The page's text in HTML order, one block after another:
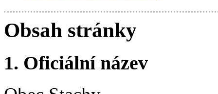
Obsah stránky
1. Oficiální název